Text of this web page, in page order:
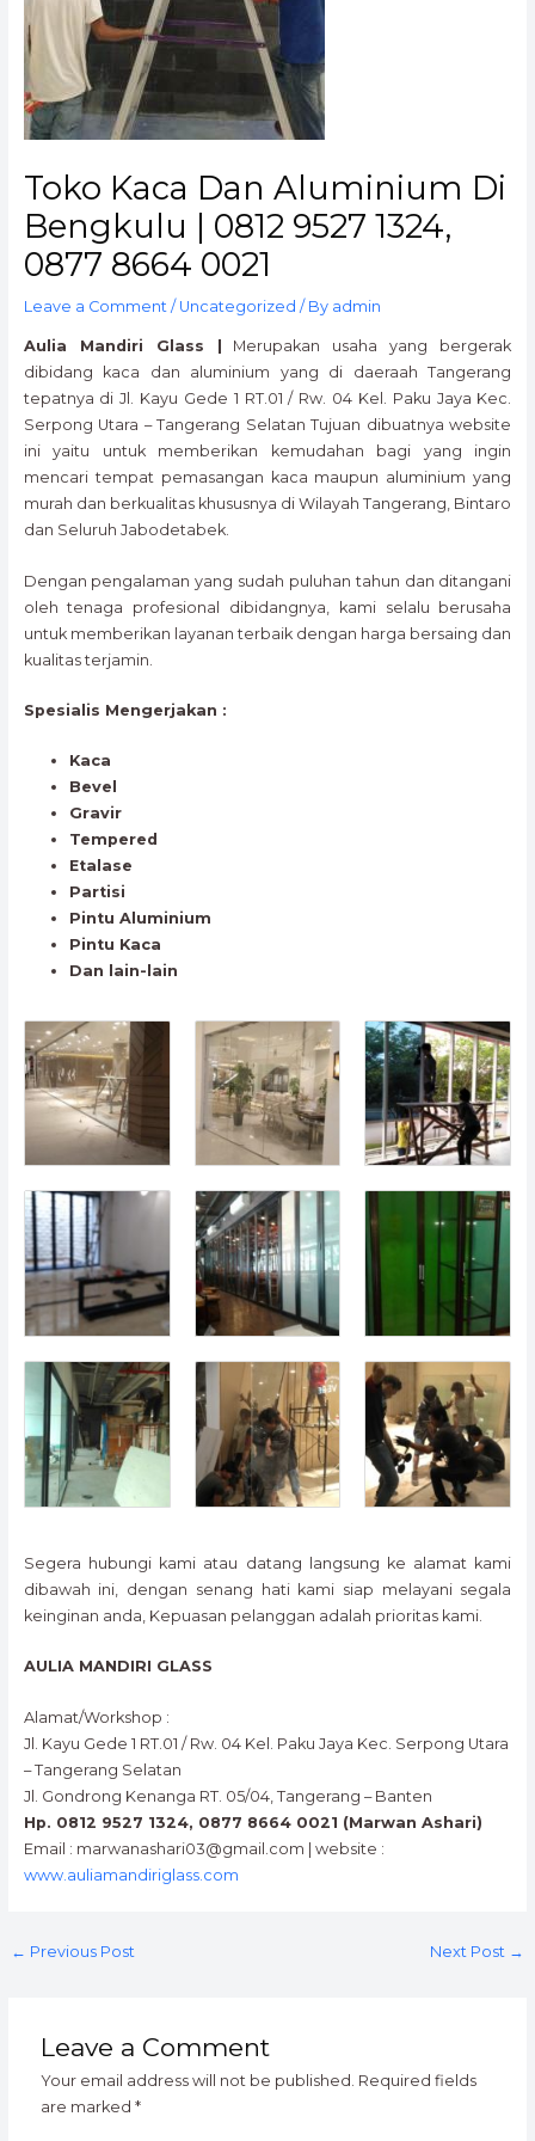
Toko Kaca Dan Aluminium Di
Bengkulu | 0812 9527 1324,
0877 8664 0021
Leave a Comment / Uncategorized / By admin
Aulia Mandiri Glass |
Merupakan usaha yang bergerak
dibidang kaca dan aluminium yang di daeraah Tangerang
tepatnya di Jl. Kayu Gede 1 RT.01 / Rw. 04 Kel. Paku Jaya Kec.
Serpong Utara – Tangerang Selatan Tujuan dibuatnya website
ini yaitu untuk memberikan kemudahan bagi yang ingin
mencari tempat pemasangan kaca maupun aluminium yang
murah dan berkualitas khususnya di Wilayah Tangerang, Bintaro
dan Seluruh Jabodetabek.
Dengan pengalaman yang sudah puluhan tahun dan ditangani
oleh tenaga profesional dibidangnya, kami selalu berusaha
untuk memberikan layanan terbaik dengan harga bersaing dan
kualitas terjamin.
Spesialis Mengerjakan :
Kaca
Bevel
Gravir
Tempered
Etalase
Partisi
Pintu Aluminium
Pintu Kaca
Dan lain-lain
Segera hubungi kami atau datang langsung ke alamat kami
dibawah ini, dengan senang hati kami siap melayani segala
keinginan anda, Kepuasan pelanggan adalah prioritas kami.
AULIA MANDIRI GLASS
Alamat/Workshop :
Jl. Kayu Gede 1 RT.01 / Rw. 04 Kel. Paku Jaya Kec. Serpong Utara
– Tangerang Selatan
Jl. Gondrong Kenanga RT. 05/04, Tangerang – Banten
Hp. 0812 9527 1324, 0877 8664 0021 (Marwan Ashari)
Email : marwanashari03@gmail.com | website :
www.auliamandiriglass.com
← Previous Post Next Post →
Leave a Comment
Your email address will not be published. Required fields
are marked*